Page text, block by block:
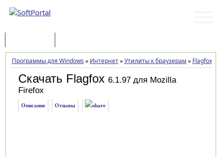
Программы для Windows » Интернет»Утилиты к браузерам » Flagfox
Скачать Flagfox 6.1.97 для Mozilla
Firefox
Описание Отзывы